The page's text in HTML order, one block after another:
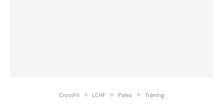
CrossFit LCHF Paleo Träning